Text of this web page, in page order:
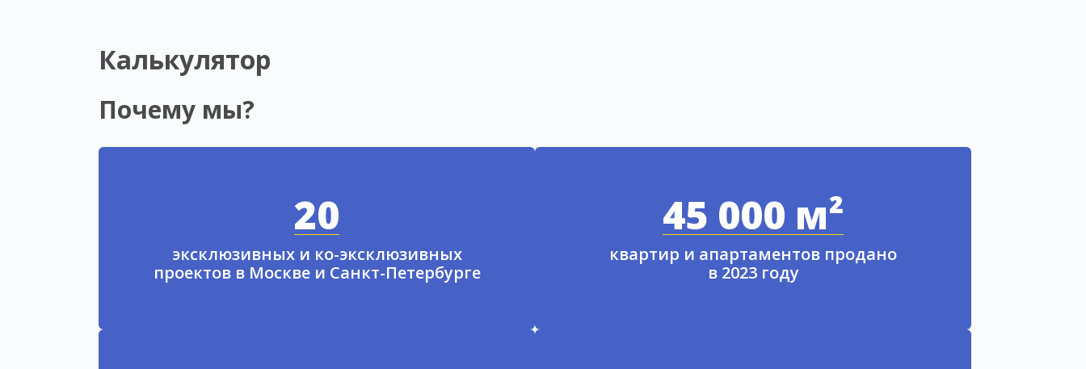
Калькулятор
Почему мы?
20
эксклюзивных и ко-эксклюзивных
проектов в Москве и Санкт-Петербурге
45 000 м²
квартир и апартаментов продано
в 2023 году